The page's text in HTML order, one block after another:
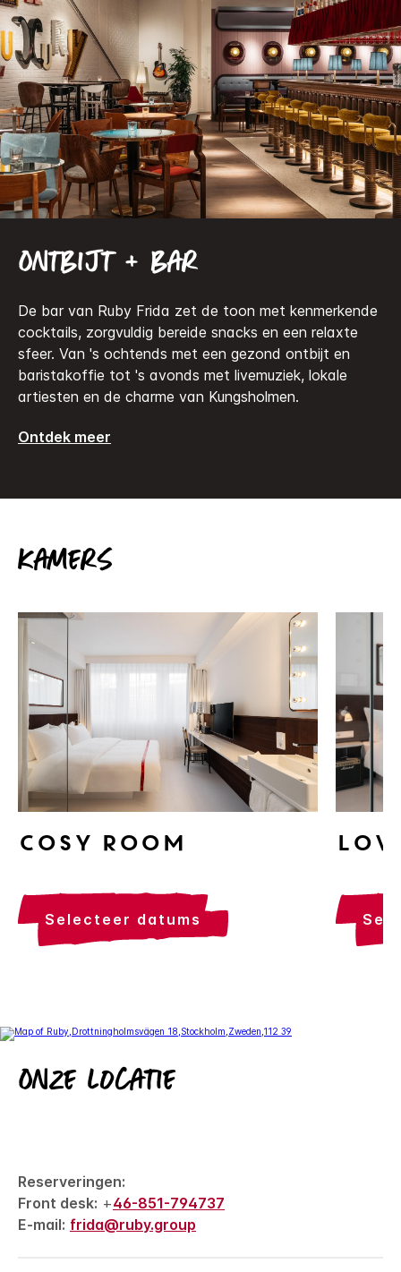
Ontbijt + bar
De bar van Ruby Frida zet de toon met kenmerkende
cocktails, zorgvuldig bereide snacks en een relaxte
sfeer. Van 's ochtends met een gezond ontbijt en
baristakoffie tot 's avonds met livemuziek, lokale
artiesten en de charme van Kungsholmen.
Ontdek meer
Kamers
Cosy Room
selecteer datums
Onze locatie
Reserveringen:
Front desk: +46-851-794737
E-mail: frida@ruby.group